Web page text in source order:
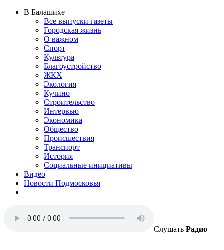
В Балашихе
Все выпуски газеты
Городская жизнь
О важном
Спорт
Культура
Благоустройство
ЖКХ
Экология
Кучино
Строительство
Интервью
Экономика
Общество
Происшествия
Транспорт
История
Социальные инициативы
Видео
Новости Подмосковья
Слушать Радио